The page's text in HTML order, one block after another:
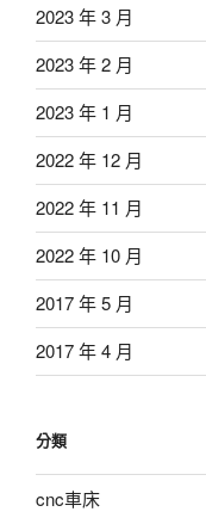
2023 年 3 月
2023 年 2 月
2023 年 1 月
2022 年 12 月
2022 年 11 月
2022 年 10 月
2017 年 5 月
2017 年 4 月
分類
cnc車床